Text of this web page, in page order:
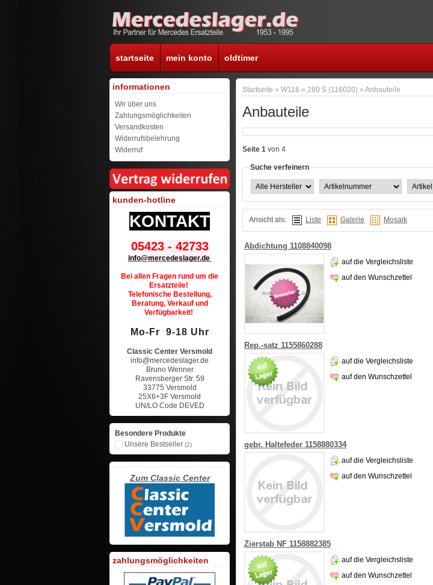
startseite mein konto oldtimer
Startseite » W116 » 280 S (116020) » Anbauteile
Anbauteile
Seite 1 von 4
Suche verfeinern
Ansicht als: Liste Galerie Mosaik
Abdichtung 1108840098
auf die Vergleichsliste
auf den Wunschzettel
Rep.-satz 1155860288
auf die Vergleichsliste
auf den Wunschzettel
gebr. Haltefeder 1158880334
auf die Vergleichsliste
auf den Wunschzettel
Zierstab NF 1158882385
auf die Vergleichsliste
auf den Wunschzettel
informationen
Wir über uns
Zahlungsmöglichkeiten
Versandkosten
Widerrufsbelehrung
Widerruf
kunden-hotline
KONTAKT
05423 - 42733
info@mercedeslager.de
Bei allen Fragen rund um die
Ersatzteile!
Telefonische Bestellung,
Beratung, Verkauf und
Verfügbarkeit!
Mo-Fr 9-18 Uhr
Classic Center Versmold
info@mercedeslager.de
Bruno Wenner
Ravensberger Str. 59
33775 Versmold
25X6+3F Versmold
UN/LO Code DEVED
Besondere Produkte
Unsere Bestseller (2)
Zum Classic Center
zahlungsmöglichkeiten